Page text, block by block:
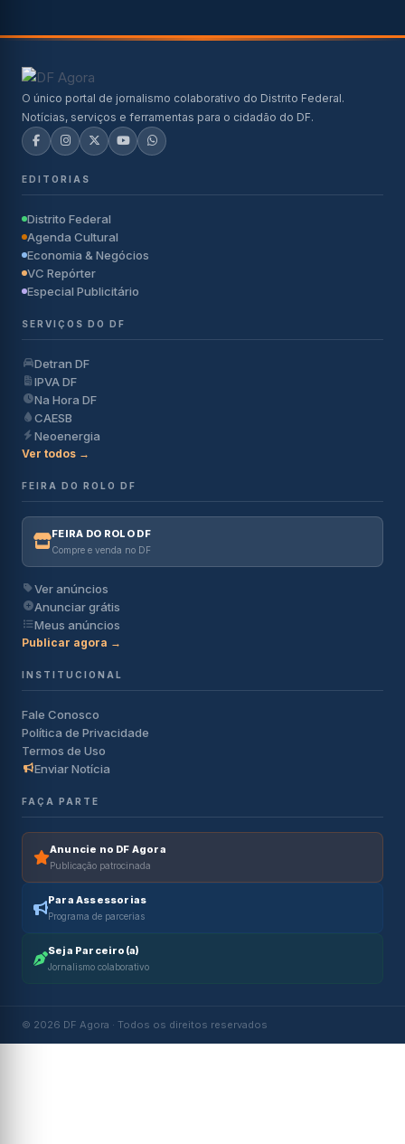
O único portal de jornalismo colaborativo do Distrito Federal.
Notícias, serviços e ferramentas para o cidadão do DF.
EDITORIAS
Distrito Federal
Agenda Cultural
Economia & Negócios
VC Repórter
Especial Publicitário
SERVIÇOS DO DF
Detran DF
IPVA DF
Na Hora DF
CAESB
Neoenergia
Ver todos →
FEIRA DO ROLO DF
FEIRA DO ROLO DF
Compre e venda no DF
Ver anúncios
Anunciar grátis
Meus anúncios
Publicar agora →
INSTITUCIONAL
Fale Conosco
Política de Privacidade
Termos de Uso
Enviar Notícia
FAÇA PARTE
Anuncie no DF Agora
Publicação patrocinada
Para Assessorias
Programa de parcerias
Seja Parceiro(a)
Jornalismo colaborativo
© 2026 DF Agora · Todos os direitos reservados